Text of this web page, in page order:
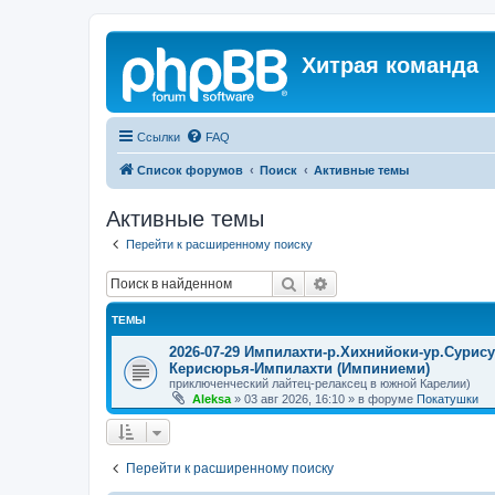
Хитрая команда
Ссылки FAQ
Список форумов Поиск Активные темы
Активные темы
Перейти к расширенному поиску
Поиск
ТЕМЫ
2026-07-29 Импилахти-р.Хихнийоки-
Керисюрья-Импилахти (Импиниеми)
приключенческий лайтец-релаксец в южной Карелии)
Aleksa » 03 авг 2026, 16:10 » в форуме Покатушки
Перейти к расширенному поиску